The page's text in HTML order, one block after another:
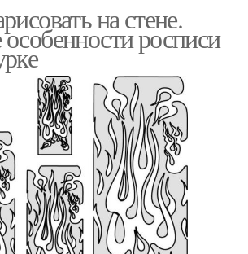
на стене.
росписи